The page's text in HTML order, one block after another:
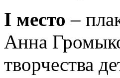
I место –
Анна
творчества